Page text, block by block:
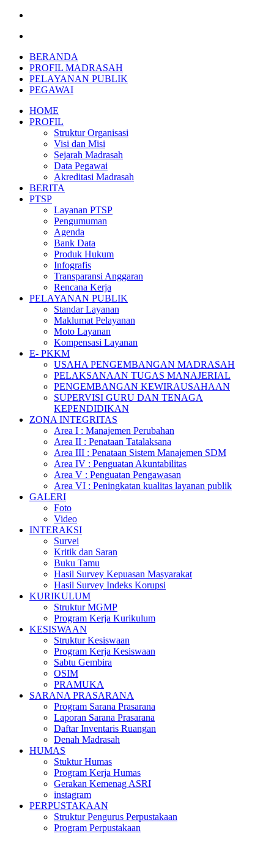
BERANDA
PROFIL MADRASAH
PELAYANAN PUBLIK
PEGAWAI
HOME
PROFIL
Struktur Organisasi
Visi dan Misi
Sejarah Madrasah
Data Pegawai
Akreditasi Madrasah
BERITA
PTSP
Layanan PTSP
Pengumuman
Agenda
Bank Data
Produk Hukum
Infografis
Transparansi Anggaran
Rencana Kerja
PELAYANAN PUBLIK
Standar Layanan
Maklumat Pelayanan
Moto Layanan
Kompensasi Layanan
E- PKKM
USAHA PENGEMBANGAN MADRASAH
PELAKSANAAN TUGAS MANAJERIAL
PENGEMBANGAN KEWIRAUSAHAAN
SUPERVISI GURU DAN TENAGA
KEPENDIDIKAN
ZONA INTEGRITAS
Area I : Manajemen Perubahan
Area II : Penataan Tatalaksana
Area III : Penataan Sistem Manajemen SDM
Area IV : Penguatan Akuntabilitas
Area V : Penguatan Pengawasan
Area VI : Peningkatan kualitas layanan publik
GALERI
Foto
Video
INTERAKSI
Survei
Kritik dan Saran
Buku Tamu
Hasil Survey Kepuasan Masyarakat
Hasil Survey Indeks Korupsi
KURIKULUM
Struktur MGMP
Program Kerja Kurikulum
KESISWAAN
Struktur Kesiswaan
Program Kerja Kesiswaan
Sabtu Gembira
OSIM
PRAMUKA
SARANA PRASARANA
Program Sarana Prasarana
Laporan Sarana Prasarana
Daftar Inventaris Ruangan
Denah Madrasah
HUMAS
Stuktur Humas
Program Kerja Humas
Gerakan Kemenag ASRI
instagram
PERPUSTAKAAN
Struktur Pengurus Perpustakaan
Program Perpustakaan